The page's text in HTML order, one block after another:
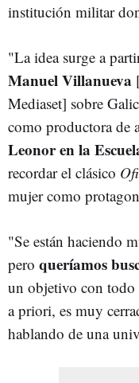
institución militar
"La idea surge a
Manuel Villanueva
Mediaset] sobre
como productora de
Leonor en la
recordar el clásico
mujer como
"Se están haciendo
pero queríamos
un objetivo con todo
a priori, es muy
hablando de una